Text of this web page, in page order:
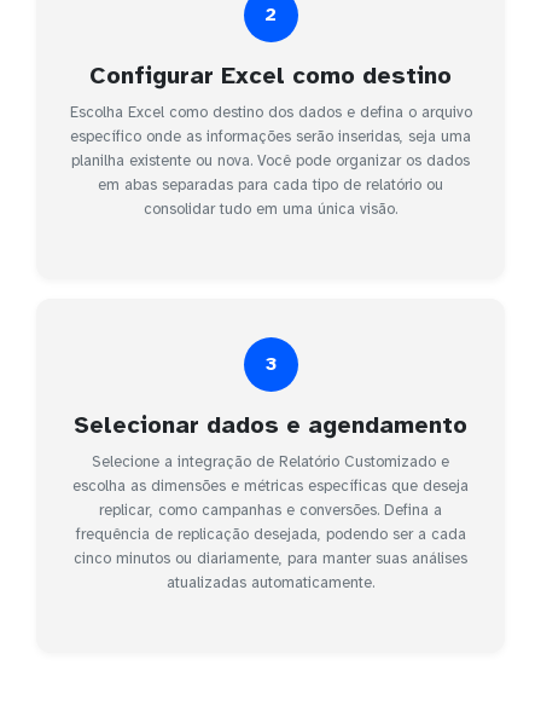
2
Configurar Excel como destino
Escolha Excel como destino dos dados e defina o arquivo
específico onde as informações serão inseridas, seja uma
planilha existente ou nova. Você pode organizar os dados
em abas separadas para cada tipo de relatório ou
consolidar tudo em uma única visão.
3
Selecionar dados e agendamento
Selecione a integração de Relatório Customizado e
escolha as dimensões e métricas específicas que deseja
replicar, como campanhas e conversões. Defina a
frequência de replicação desejada, podendo ser a cada
cinco minutos ou diariamente, para manter suas análises
atualizadas automaticamente.